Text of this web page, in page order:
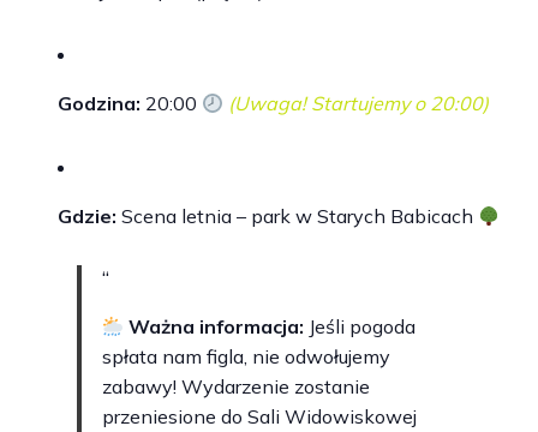
Godzina: 20:00 (Uwaga! Startujemy o 20:00)
Gdzie: Scena letnia – park w Starych Babicach
Ważna informacja: Jeśli pogoda
spłata nam figla, nie odwołujemy
zabawy! Wydarzenie zostanie
przeniesione do Sali Widowiskowej